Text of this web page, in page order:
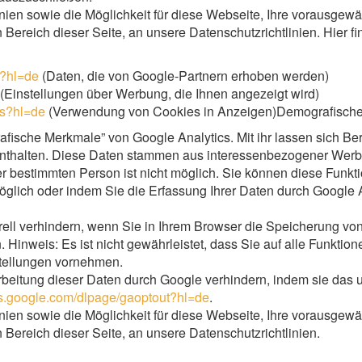
sowie die Möglichkeit für diese Webseite, Ihre
dieser Seite, an unsere Datenschutzrichtlinien. Hier
(Daten, die von Google-Partnern erhoben werden)
über Werbung, die Ihnen angezeigt wird)
(Verwendung von Cookies in
Merkmale” von Google Analytics. Mit ihr lassen sich
Diese Daten stammen aus interessenbezogener
Person ist nicht möglich. Sie können diese
oder indem Sie die Erfassung Ihrer Daten durch
verhindern, wenn Sie in Ihrem Browser die Speicherung
Es ist nicht gewährleistet, dass Sie auf alle
vornehmen.
dieser Daten durch Google verhindern, indem sie das
dlpage/gaoptout?hl=de.
sowie die Möglichkeit für diese Webseite, Ihre
dieser Seite, an unsere Datenschutzrichtlinien.